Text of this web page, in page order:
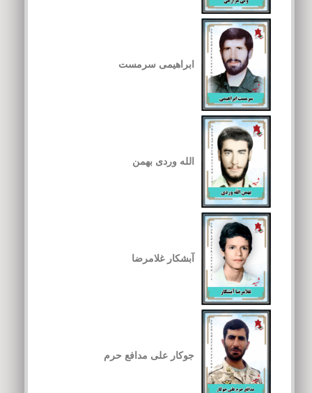
ابراهیمی سرمست
الله وردی بهمن
آبشکار غلامرضا
جوکار علی مدافع حرم